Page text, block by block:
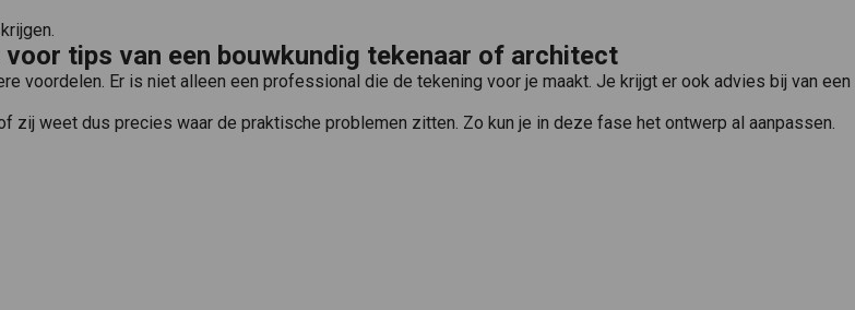
tips van een bouwkundig tekenaar of architect
voordelen. Er is niet alleen een professional die de tekening voor je maakt. Je krijgt er ook advies bij van een
zij weet dus precies waar de praktische problemen zitten. Zo kun je in deze fase het ontwerp al aanpassen.